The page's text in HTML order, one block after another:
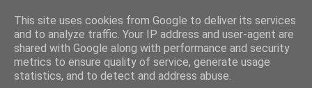
This site uses cookies from Google to deliver its services
and to analyze traffic. Your IP address and user-agent are
shared with Google along with performance and security
metrics to ensure quality of service, generate usage
statistics, and to detect and address abuse.